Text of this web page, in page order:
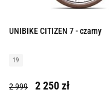
UNIBIKE CITIZEN 7 - czarny
19
2 999 2 250 zł